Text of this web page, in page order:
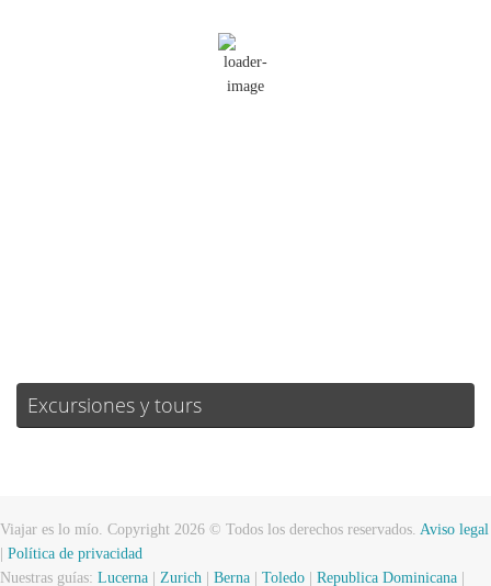
Algo De Nubes
Excursiones y tours
Viajar es lo mío. Copyright 2026 © Todos los derechos reservados. Aviso legal
Política de privacidad
Nuestras guías: Lucerna Zurich Berna Toledo Republica Dominicana